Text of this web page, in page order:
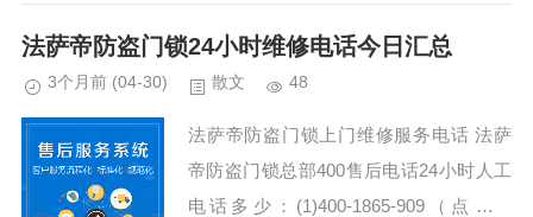
维护设备...
法萨帝防盗门锁24小时维修电话今日汇总
3个月前 (04-30) 散文 48
法萨帝防盗门锁上门维修服务电话 法萨
帝防盗门锁总部400售后电话24小时人工
电话多少：(1)400-1865-909（点击咨